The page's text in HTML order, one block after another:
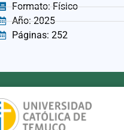
Formato: Físico
Año: 2025
Páginas: 252